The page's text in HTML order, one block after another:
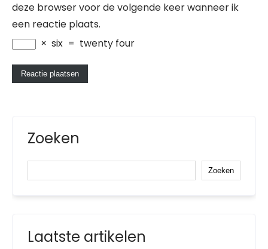
deze browser voor de volgende keer wanneer ik
een reactie plaats.
× six = twenty four
Zoeken
Zoeken
Laatste artikelen